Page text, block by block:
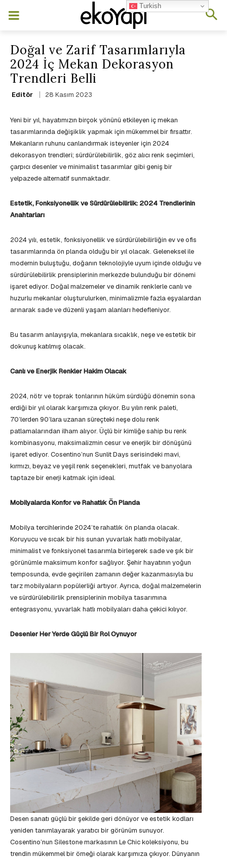
Doğal ve Zarif Tasarımlarıyla
2024 İç Mekan Dekorasyon
Trendleri Belli
Editör 28 Kasım 2023
Yeni bir yıl, hayatımızın birçok yönünü etkileyen iç mekan
tasarımlarında değişiklik yapmak için mükemmel bir fırsattır.
Mekanların ruhunu canlandırmak isteyenler için 2024
dekorasyon trendleri; sürdürülebilirlik, göz alıcı renk seçimleri,
çarpıcı desenler ve minimalist tasarımlar gibi geniş bir
yelpazede alternatif sunmaktadır.
Estetik, Fonksiyonellik ve Sürdürülebilirlik: 2024 Trendlerinin
Anahtarları
2024 yılı, estetik, fonksiyonellik ve sürdürülebilirliğin ev ve ofis
tasarımlarında ön planda olduğu bir yıl olacak. Geleneksel ile
modernin buluştuğu, doğanın teknolojiyle uyum içinde olduğu ve
sürdürülebilirlik prensiplerinin merkezde bulunduğu bir dönemi
işaret ediyor. Doğal malzemeler ve dinamik renklerle canlı ve
huzurlu mekanlar oluşturulurken, minimalizmle fazla eşyalardan
arınarak sade ve düzenli yaşam alanları hedefleniyor.
Bu tasarım anlayışıyla, mekanlara sıcaklık, neşe ve estetik bir
dokunuş katılmış olacak.
Canlı ve Enerjik Renkler Hakim Olacak
2024, nötr ve toprak tonlarının hüküm sürdüğü dönemin sona
erdiği bir yıl olarak karşımıza çıkıyor. Bu yılın renk paleti,
70’lerden 90’lara uzanan süreçteki neşe dolu renk
patlamalarından ilham alıyor. Üçlü bir kimliğe sahip bu renk
kombinasyonu, maksimalizmin cesur ve enerjik bir dönüşünü
işaret ediyor. Cosentino’nun Sunlit Days serisindeki mavi,
kırmızı, beyaz ve yeşil renk seçenekleri, mutfak ve banyolara
taptaze bir enerji katmak için ideal.
Mobilyalarda Konfor ve Rahatlık Ön Planda
Mobilya tercihlerinde 2024’te rahatlık ön planda olacak.
Koruyucu ve sıcak bir his sunan yuvarlak hatlı mobilyalar,
minimalist ve fonksiyonel tasarımla birleşerek sade ve şık bir
görünümle maksimum konfor sağlıyor. Şehir hayatının yoğun
temposunda, evde geçirilen zamanın değer kazanmasıyla bu
tarz mobilyaların popülerliği artıyor. Ayrıca, doğal malzemelerin
ve sürdürülebilirlik prensiplerinin mobilya tasarımına
entegrasyonu, yuvarlak hatlı mobilyaları daha çekici kılıyor.
Desenler Her Yerde Güçlü Bir Rol Oynuyor
Desen sanatı güçlü bir şekilde geri dönüyor ve estetik kodları
yeniden tanımlayarak yaratıcı bir görünüm sunuyor.
Cosentino’nun Silestone markasının Le Chic koleksiyonu, bu
trendin mükemmel bir örneği olarak karşımıza çıkıyor. Dünyanın
Turkish